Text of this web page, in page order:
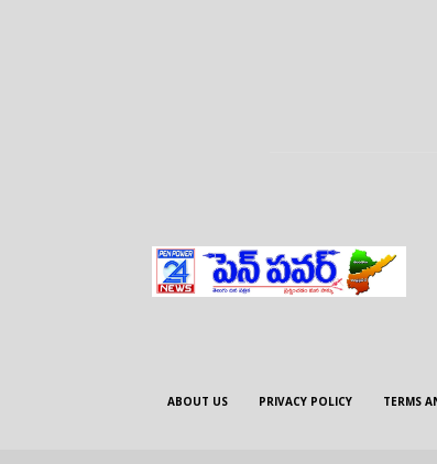
ABOUT US PRIVACY POLICY TERMS